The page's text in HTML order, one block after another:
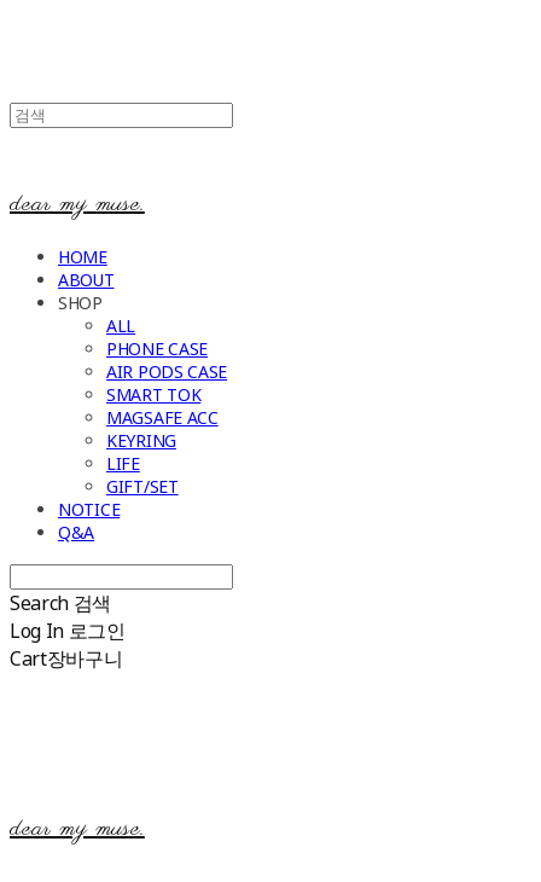
dear my muse.
HOME
ABOUT
SHOP
ALL
PHONE CASE
AIR PODS CASE
SMART TOK
MAGSAFE ACC
KEYRING
LIFE
GIFT/SET
NOTICE
Q&A
Search 검색
Log In 로그인
Cart장바구니
dear my muse.